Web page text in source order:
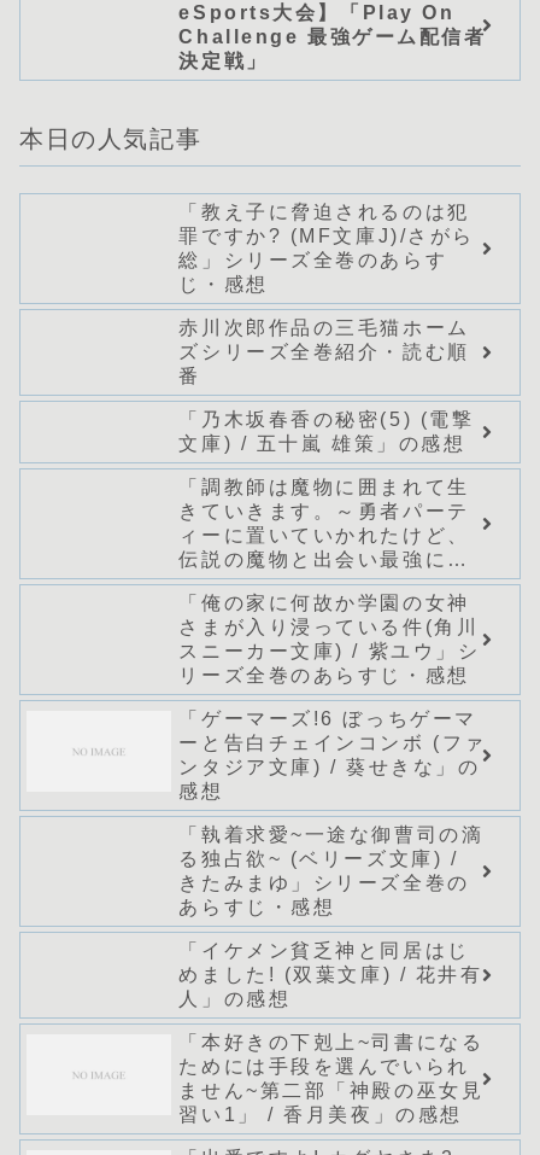
eSports大会】「Play On
Challenge 最強ゲーム配信者
決定戦」
本日の人気記事
「教え子に脅迫されるのは犯
罪ですか? (MF文庫J)/さがら
総」シリーズ全巻のあらす
じ・感想
赤川次郎作品の三毛猫ホーム
ズシリーズ全巻紹介・読む順
番
「乃木坂春香の秘密(5) (電撃
文庫) / 五十嵐 雄策」の感想
「調教師は魔物に囲まれて生
きていきます。～勇者パーテ
ィーに置いていかれたけど、
伝説の魔物と出会い最強にな
ってた～(グラストNOVELS)/
七篠龍」シリーズ全巻のあら
すじ・感想
「俺の家に何故か学園の女神
さまが入り浸っている件(角川
スニーカー文庫) / 紫ユウ」シ
リーズ全巻のあらすじ・感想
「ゲーマーズ!6 ぼっちゲーマ
ーと告白チェインコンボ (ファ
ンタジア文庫) / 葵せきな」の
感想
「執着求愛~一途な御曹司の滴
る独占欲~ (ベリーズ文庫) /
きたみまゆ」シリーズ全巻の
あらすじ・感想
「イケメン貧乏神と同居はじ
めました! (双葉文庫) / 花井有
人」の感想
「本好きの下剋上~司書になる
ためには手段を選んでいられ
ません~第二部「神殿の巫女見
習い1」 / 香月美夜」の感想